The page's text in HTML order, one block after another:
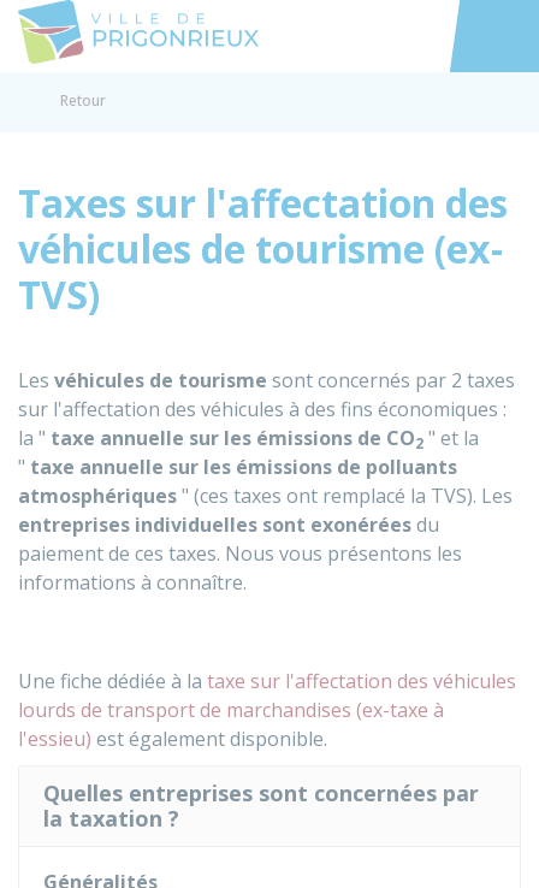
Accéder
Retour
Taxes sur l'affectation des
véhicules de tourisme (ex-
TVS)
Les véhicules de tourisme sont concernés par 2 taxes
sur l'affectation des véhicules à des fins économiques :
la " taxe annuelle sur les émissions de CO2 " et la
" taxe annuelle sur les émissions de polluants
atmosphériques" (ces taxes ont remplacé la TVS). Les
entreprises individuelles sont exonéréesdu
paiement de ces taxes. Nous vous présentons les
informations à connaître.
Une fiche dédiée à la taxe sur l'affectation des véhicules
lourds de transport de marchandises (ex-taxe à
l'essieu) est également disponible.
Quelles entreprises sont concernées par
la taxation ?
Généralités